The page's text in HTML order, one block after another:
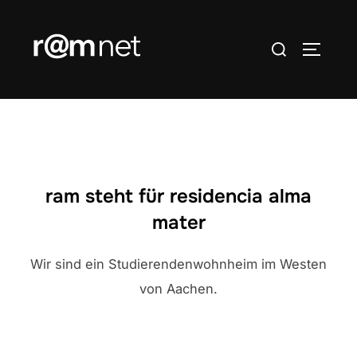
springen
Suchen
ram steht für residencia alma
mater
Wir sind ein Studierendenwohnheim im Westen
von Aachen.